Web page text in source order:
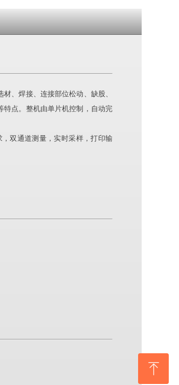
、焊接、连接部位松动、缺股、
点。整机由单片机控制，自动完
双通道测量，实时采样，打印输
ꁸ